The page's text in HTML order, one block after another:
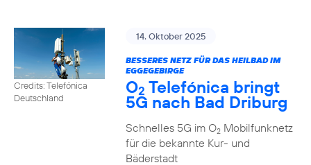
Credits: Telefónica
Deutschland
14. Oktober 2025
BESSERES NETZ FÜR DAS HEILBAD IM
EGGEGEBIRGE
O2 Telefónica bringt
5G nach Bad Driburg
Schnelles 5G im O2Mobilfunknetz
für die bekannte Kur- und
Bäderstadt